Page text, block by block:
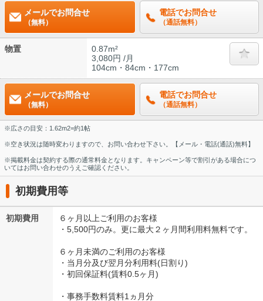
メールでお問合せ
（無料）
電話でお問合せ
（通話無料）
物置
0.87m²
3,080円 /月
104cm・84cm・177cm
メールでお問合せ
（無料）
電話でお問合せ
（通話無料）
※広さの目安：1.62m2=約1帖
※空き状況は随時変わりますので、お問い合わせ下さい。【メール・電話(通話)無料】
※掲載料金は契約する際の通常料金となります。キャンペーン等で割引がある場合につ
いてはお問い合わせのうえご確認ください。
初期費用等
初期費用
６ヶ月以上ご利用のお客様
・5,500円のみ。更に最大２ヶ月間利用料無料です。
６ヶ月未満のご利用のお客様
・当月分及び翌月分利用料(日割り)
・初回保証料(賃料0.5ヶ月)
・事務手数料賃料1ヵ月分